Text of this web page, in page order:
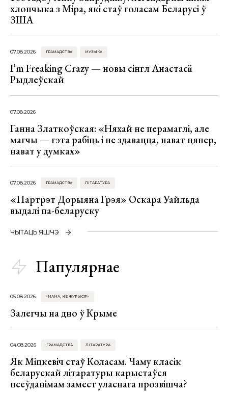
хлопчыка з Міра, які стаў голасам Беларусі ў
ЗША
07.08.2026 ГРАМАДСТВА МУЗЫКА
I’m Freaking Crazy — новы сінгл Анастасіі
Рыдлеўскай
07.08.2026
Ганна Златкоўская: «Няхай не перамаглі, але
магчы — гэта рабіць і не здавацца, нават цяпер,
нават у думках»
07.08.2026 ГРАМАДСТВА ЛІТАРАТУРА
«Партрэт Дорыяна Грэя» Оскара Уайльда
выдалі па-беларуску
ЧЫТАЦЬ ЯШЧЭ
Папулярнае
05.08.2026 «МАМА, НЕ ЖУРЫСЯ!»
Залегчы на дно ў Крыме
04.08.2026 ГРАМАДСТВА ЛІТАРАТУРА
Як Міцкевіч стаў Коласам. Чаму класік
беларускай літаратуры карыстаўся
псеўданімам замест уласнага прозвішча?